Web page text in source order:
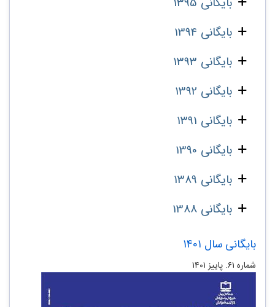
بایگانی 1394
بایگانی 1393
بایگانی 1392
بایگانی 1391
بایگانی 1390
بایگانی 1389
بایگانی 1388
بایگانی سال 1401
شماره ۶۱. پاییز ۱۴۰۱